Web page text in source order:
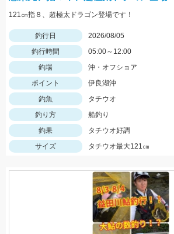
121㎝指８、超極太ドラゴン登場です！
釣行日
2026/08/05
釣行時間
05:00～12:00
釣場
沖・オフショア
ポイント
伊良湖沖
釣魚
タチウオ
釣り方
船釣り
釣果
タチウオ好調
サイズ
タチウオ最大121㎝